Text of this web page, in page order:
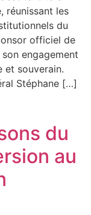
réunissant les
du
officiel de
engagement
et souverain.
Stéphane […]
du
au